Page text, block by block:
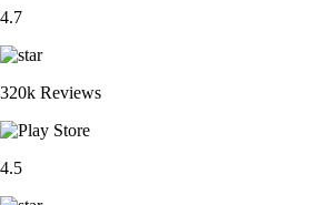
4.7
320k Reviews
4.5